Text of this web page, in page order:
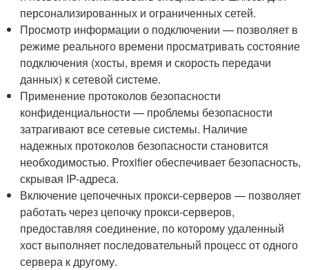
персонализированных и ограниченных сетей.
Просмотр информации о подключении — позволяет в
режиме реального времени просматривать состояние
подключения (хосты, время и скорость передачи
данных) к сетевой системе.
Применение протоколов безопасности
конфиденциальности — проблемы безопасности
затрагивают все сетевые системы. Наличие
надежных протоколов безопасности становится
необходимостью. Proxifier обеспечивает безопасность,
скрывая IP-адреса.
Включение цепочечных прокси-серверов — позволяет
работать через цепочку прокси-серверов,
предоставляя соединение, по которому удаленный
хост выполняет последовательный процесс от одного
сервера к другому.